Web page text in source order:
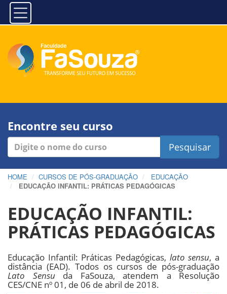
Encontre seu curso
Pesquisar
HOME CURSOS DE PÓS-GRADUAÇÃO
EDUCAÇÃO
EDUCAÇÃO INFANTIL: PRÁTICAS PEDAGÓGICAS
EDUCAÇÃO INFANTIL:
PRÁTICAS PEDAGÓGICAS
Educação Infantil: Práticas Pedagógicas, lato sensu, a
distância (EAD). Todos os cursos de pós-graduação
Lato Sensuda FaSouza, atendem a Resolução
CES/CNE nº 01, de 06 de abril de 2018.